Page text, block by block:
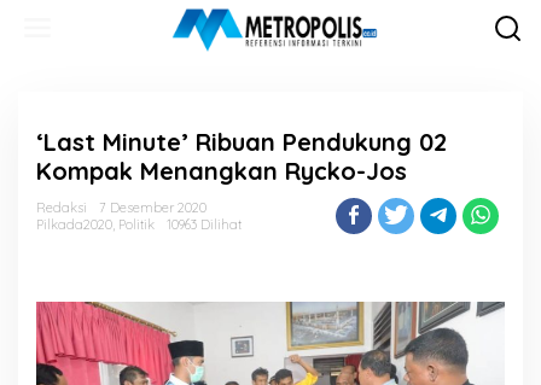
‘Last Minute’ Ribuan Pendukung 02
Kompak Menangkan Rycko-Jos
Redaksi
7 Desember 2020
Pilkada2020, Politik 10963 Dilihat